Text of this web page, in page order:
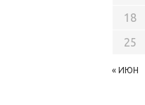
« ИЮН
18
25